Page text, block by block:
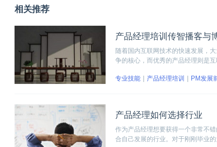
相关推荐
产品经理培训传智播客与
随着国内互联网技术的快速发展，
争的核心，而优秀的产品经理则是
专业技能
产品经理培训 PM发展
产品经理如何选择行业
作为产品经理想要获得一个非常不
合自己发展的行业。对于刚刚毕业